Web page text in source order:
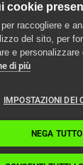
cookie
raccogliere e
del sito, per
e
di più
IMPOSTAZIONI DEI
NEGA TUTTO